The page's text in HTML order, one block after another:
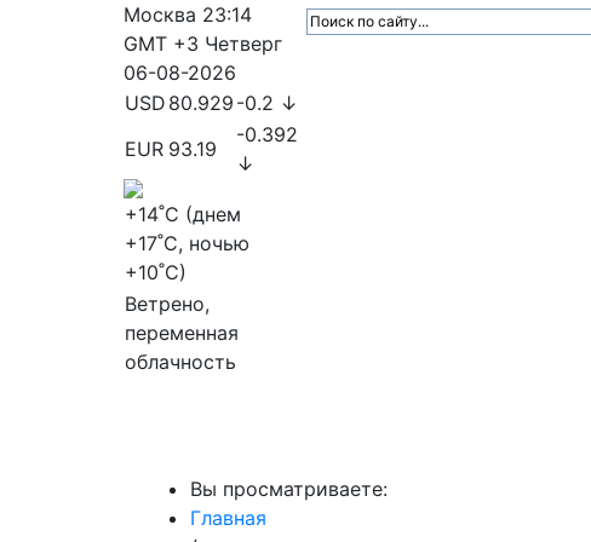
Москва 23:14
GMT +3 Четверг
06-08-2026
USD 80.929 -0.2 ↓
EUR 93.19
-0.392
↓
+14˚C (днем
+17˚C, ночью
+10˚C)
Ветрено,
переменная
облачность
Вы просматриваете:
Главная